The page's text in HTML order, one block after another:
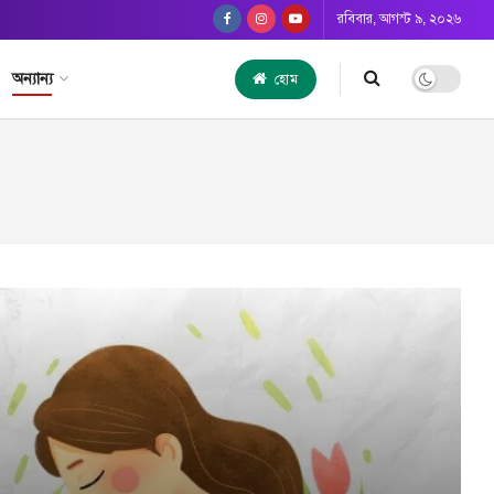
রবিবার, আগস্ট ৯, ২০২৬
অন্যান্য হোম